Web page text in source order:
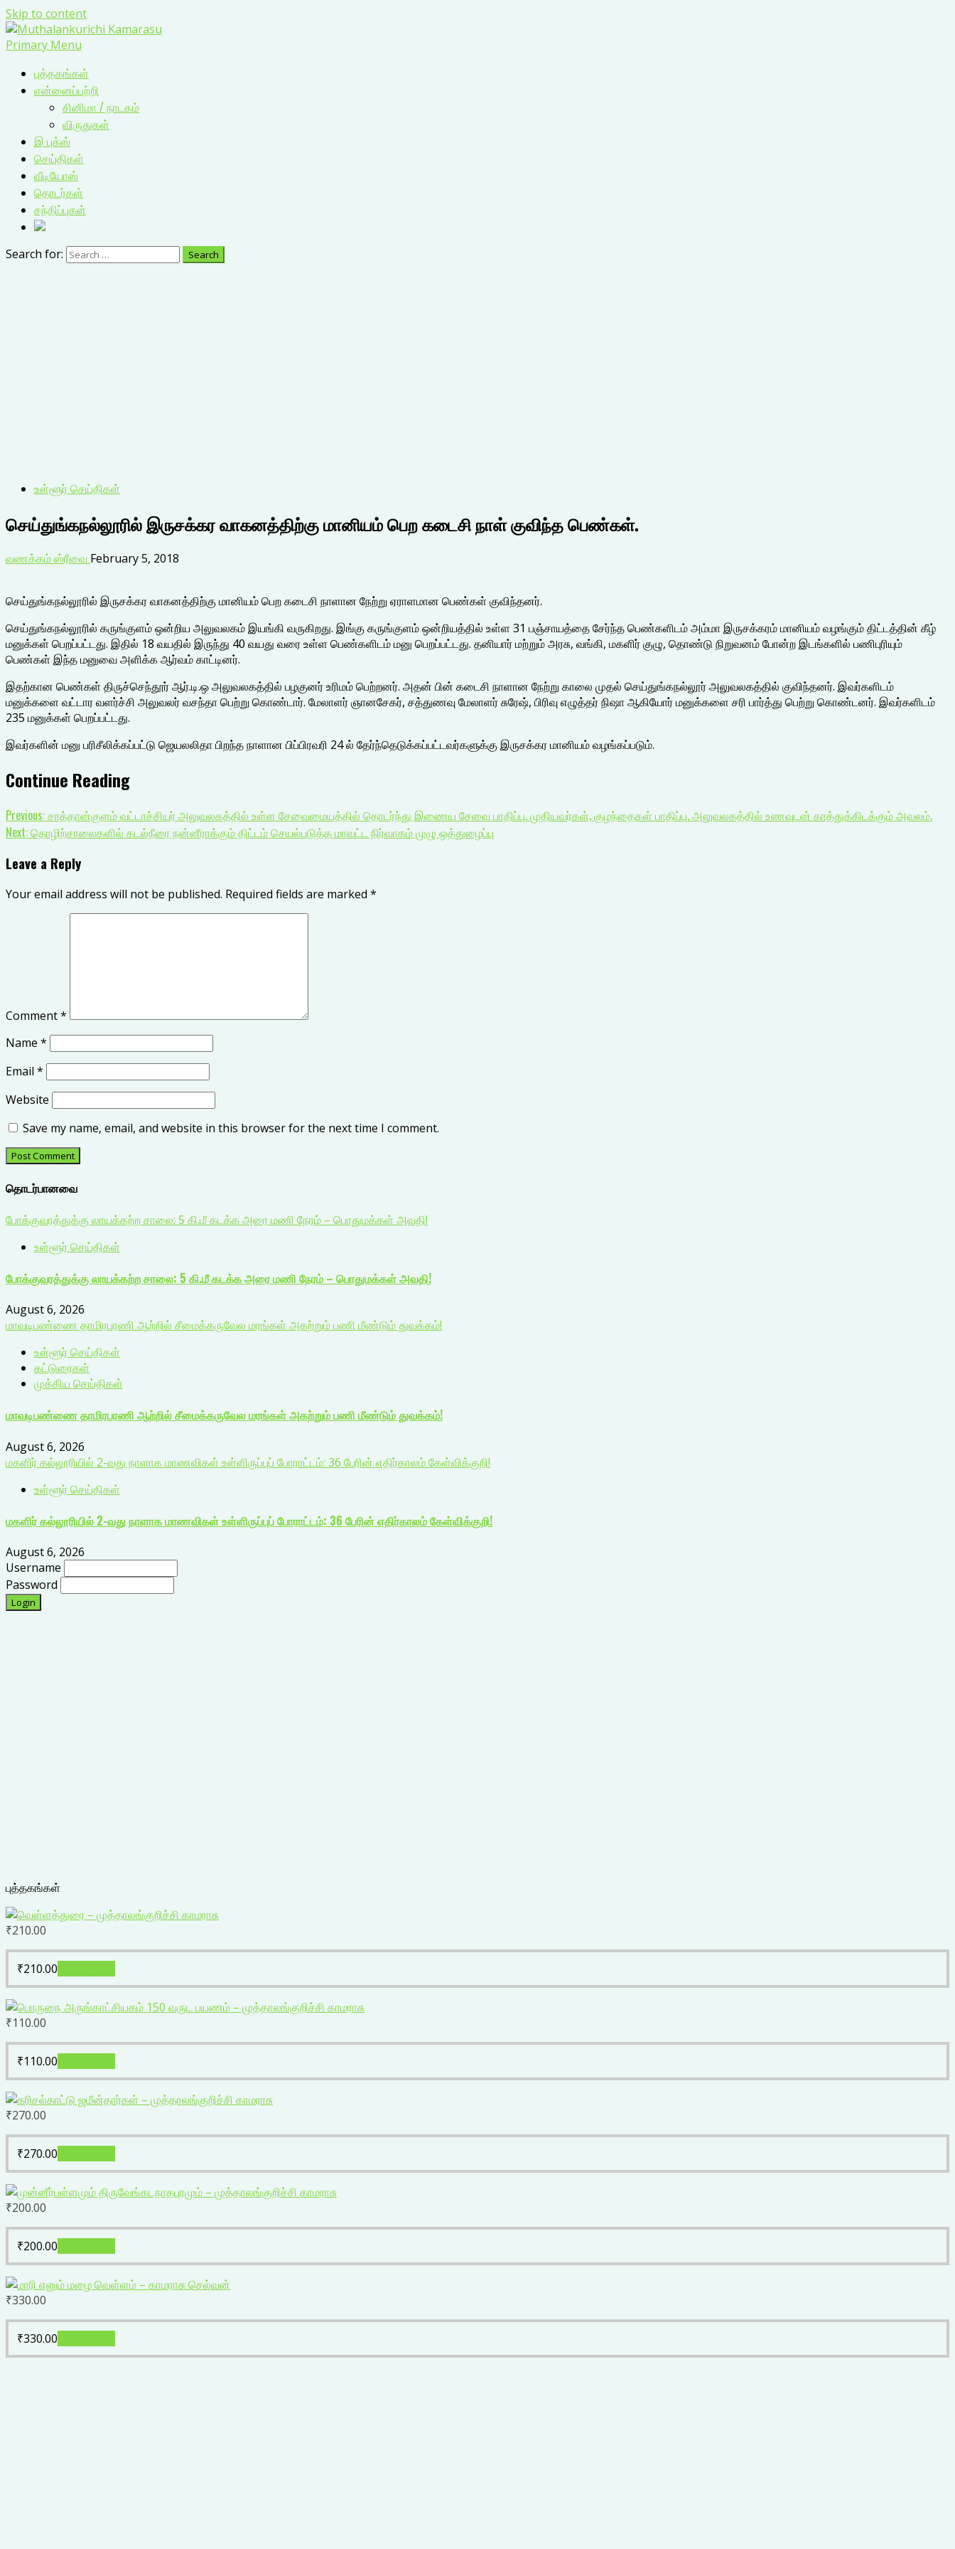
Skip to content
Primary Menu
புத்தகங்கள்
என்னைப்பற்றி
சினிமா / நாடகம்
விருதுகள்
இ புக்ஸ்
செய்திகள்
வீடியோஸ்
தொடர்கள்
சந்திப்புகள்
Search for:
உள்ளூர் செய்திகள்
செய்துங்கநல்லூரில் இருசக்கர வாகனத்திற்கு மானியம் பெற கடைசி நாள் குவிந்த பெண்கள்.
வணக்கம் ஸ்ரீவை February 5, 2018
செய்துங்கநல்லூரில் இருசக்கர வாகனத்திற்கு மானியம் பெற கடைசி நாளான நேற்று ஏராளமான பெண்கள் குவிந்தனர்.
செய்துங்கநல்லூரில் கருங்குளம் ஒன்றிய அலுவலகம் இயங்கி வருகிறது. இங்கு கருங்குளம் ஒன்றியத்தில் உள்ள 31 பஞ்சாயத்தை சேர்ந்த பெண்களிடம் அம்மா இருசக்கரம் மானியம் வழங்கும் திட்டத்தின் கீழ்
மனுக்கள் பெறப்பட்டது. இதில் 18 வயதில் இருந்து 40 வயது வரை உள்ள பெண்களிடம் மனு பெறப்பட்டது. தனியார் மற்றும் அரசு, வங்கி, மகளிர் குழு, தொண்டு நிறுவனம் போன்ற இடங்களில் பணிபுரியும்
பெண்கள் இந்த மனுவை அளிக்க ஆர்வம் காட்டினர்.
இதற்கான பெண்கள் திருச்செந்தூர் ஆர்.டி.ஒ அலுவலகத்தில் பழகுனர் உரிமம் பெற்றனர். அதன் பின் கடைசி நாளான நேற்று காலை முதல் செய்துங்கநல்லூர் அலுவலகத்தில் குவிந்தனர். இவர்களிடம்
மனுக்களை வட்டார வளர்ச்சி அலுவலர் வசந்தா பெற்று கொண்டார். மேலாளர் ஞானசேகர், சத்துணவு மேலாளர் சுரேஷ், பிரிவு எழுத்தர் நிஷா ஆகியோர் மனுக்களை சரி பார்த்து பெற்று கொண்டனர். இவர்களிடம்
235 மனுக்கள் பெறப்பட்டது.
இவர்களின் மனு பரிசீலிக்கப்பட்டு ஜெயலலிதா பிறந்த நாளான பிப்பிரவரி 24 ல் தேர்ந்தெடுக்கப்பட்டவர்களுக்கு இருசக்கர மானியம் வழங்கப்படும்.
Continue Reading
Previous:சாத்தான்குளம் வட்டாச்சியர் அலுவலகத்தில் உள்ள சேவைமையத்தில் தொடர்ந்து இணைய சேவை பாதிப்பு. முதியவர்கள், குழந்தைகள் பாதிப்பு. அலுவலகத்தில் உணவுடன் காத்துக்கிடக்கும் அவலம்.
Next:தொழிற்சாலைகளில் கடல்நீரை நன்னீராக்கும் திட்டம் செயல்படுத்த மாவட்ட நிர்வாகம் முழு ஒத்துழைப்பு
Leave a Reply
Your email address will not be published. Required fields are marked *
Comment*
Name *
Email *
Website
Save my name, email, and website in this browser for the next time I comment.
தொடர்பானவை
போக்குவரத்துக்கு லாயக்கற்ற சாலை: 5 கி.மீ கடக்க அரை மணி நேரம் – பொதுமக்கள் அவதி!
உள்ளூர் செய்திகள்
போக்குவரத்துக்கு லாயக்கற்ற சாலை: 5 கி.மீ கடக்க அரை மணி நேரம் – பொதுமக்கள் அவதி!
August 6, 2026
மாவடிபண்ணை தாமிரபரணி ஆற்றில் சீமைக்கருவேல மரங்கள் அகற்றும் பணி மீண்டும் துவக்கம்!
உள்ளூர் செய்திகள்
கட்டுரைகள்
முக்கிய செய்திகள்
மாவடிபண்ணை தாமிரபரணி ஆற்றில் சீமைக்கருவேல மரங்கள் அகற்றும் பணி மீண்டும் துவக்கம்!
August 6, 2026
மகளிர் கல்லூரியில் 2-வது நாளாக மாணவிகள் உள்ளிருப்புப் போராட்டம்: 36 பேரின் எதிர்காலம் கேள்விக்குறி!
உள்ளூர் செய்திகள்
மகளிர் கல்லூரியில் 2-வது நாளாக மாணவிகள் உள்ளிருப்புப் போராட்டம்: 36 பேரின் எதிர்காலம் கேள்விக்குறி!
August 6, 2026
Username
Password
புத்தகங்கள்
₹210.00
₹210.00
₹110.00
₹110.00
₹270.00
₹270.00
₹200.00
₹200.00
₹330.00
₹330.00